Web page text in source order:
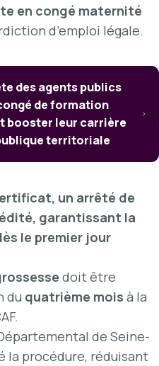
en congé maternité
d’emploi légale.
des agents publics
de formation
booster leur carrière
territoriale
un arrêté de
garantissant la
le premier jour
doit être
du quatrième mois à la
de Seine-
la procédure, réduisant